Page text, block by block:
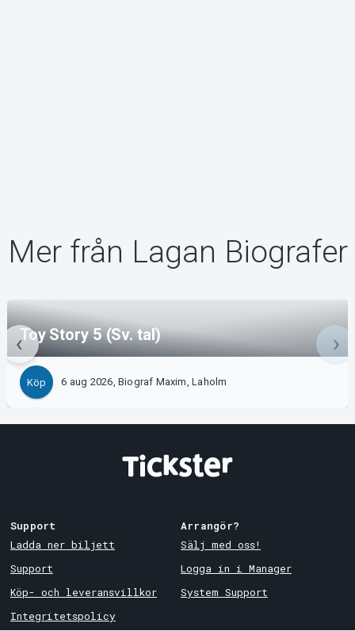
Mer från Lagan Biografer
Toy Story 5 (Sv. tal)
Köp 6 aug 2026, Biograf Maxim, Laholm
Support
Ladda ner biljett
Support
Köp- och leveransvillkor
Integritetspolicy
Arrangör?
Sälj med oss!
Logga in i Manager
System Support